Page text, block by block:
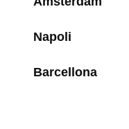
Napoli
Barcellona